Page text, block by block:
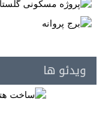
ویدئو ها